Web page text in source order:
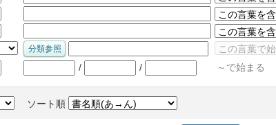
/ / ～で始まる
ソート順